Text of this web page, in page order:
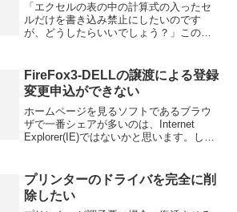
「エクセルの表の中の計算式の入ったセ
ルだけを書き込み禁止にしたいのです
が、どうしたらいいでしょう？」このよ
やすいです。
FireFox3-DELLの譲渡による登録
変更申込ができない
ホームページを見るソフトであるブラウ
ザで一番シェアが多いのは、Internet
Explorer(IE)ではないかと思います。しか
を使い分けていま...
プリンターのドライバを完全に削
除したい